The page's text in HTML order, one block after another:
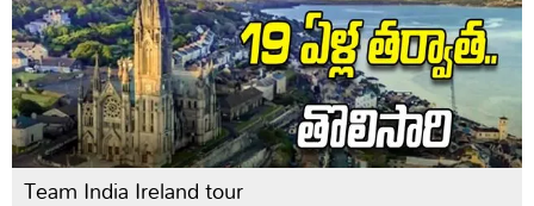
Team India Ireland tour